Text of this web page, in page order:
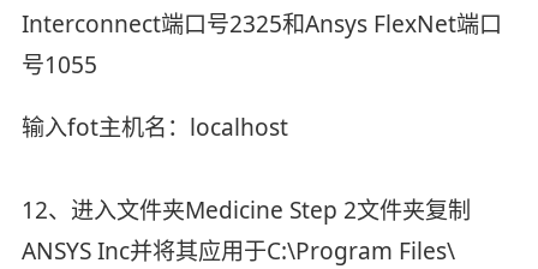
Interconnect端口号2325和Ansys FlexNet端口
号1055
输入fot主机名：localhost
12、进入文件夹Medicine Step 2文件夹复制
ANSYS Inc并将其应用于C:\Program Files\